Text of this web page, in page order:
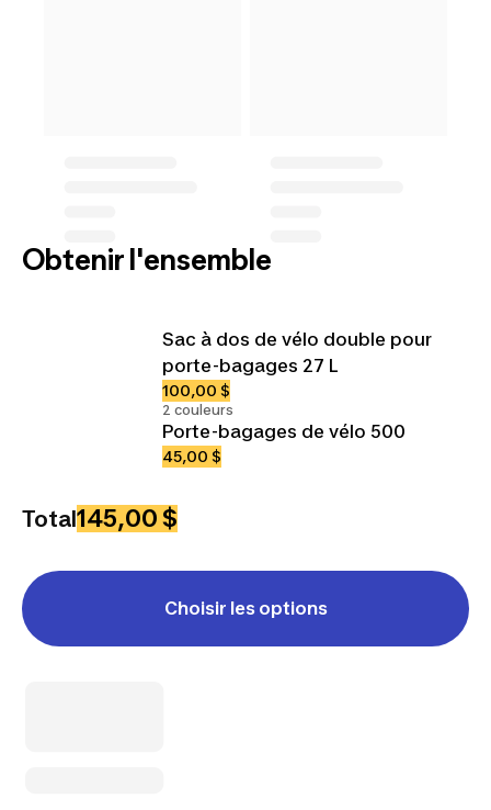
Obtenir l'ensemble
Sac à dos de vélo double pour
porte-bagages 27 L
100,00 $
2 couleurs
Porte-bagages de vélo 500
45,00 $
Total145,00 $
Choisir les options